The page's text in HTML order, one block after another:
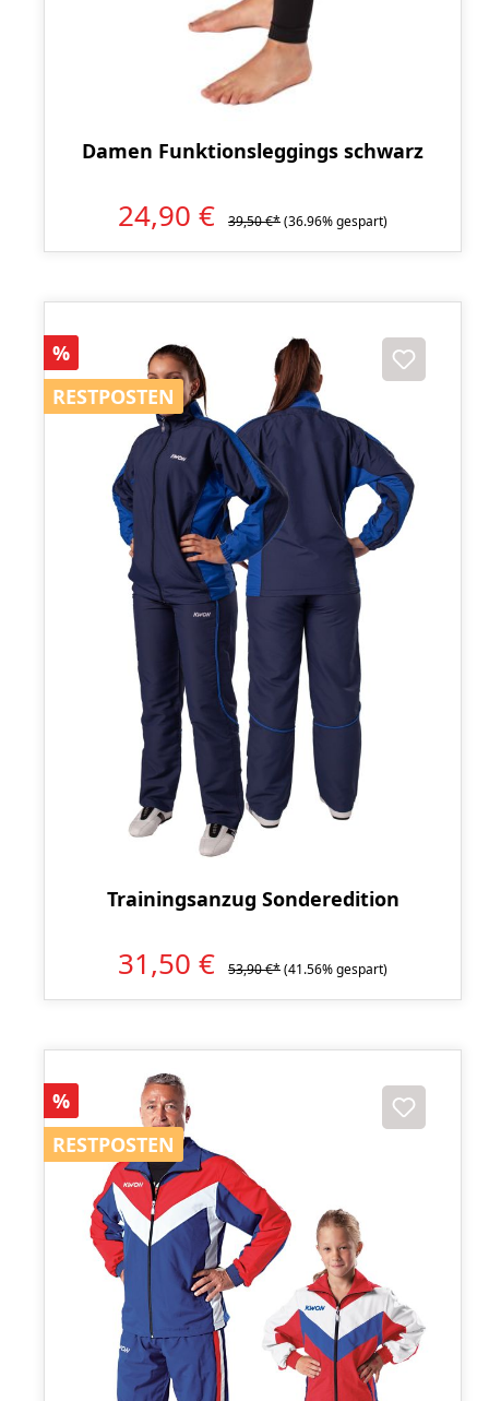
Damen Funktionsleggings schwarz
24,90 € 39,50 €*(36.96% gespart)
Rabatt
%
RESTPOSTEN
RESTPOSTEN
Trainingsanzug Sonderedition
31,50 € 53,90 €*(41.56% gespart)
Rabatt
%
RESTPOSTEN
RESTPOSTEN